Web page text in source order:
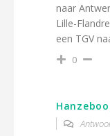
naar
Lille-
een TGV
0